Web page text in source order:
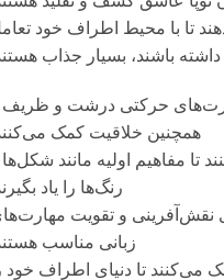
تا با محیط اطراف خود
داشته باشند، بسیار جذاب
حرکتی درشت و ظریف
همچنین خلاقیت کمک
تا مفاهیم اولیه مانند
رنگ‌ها را یاد
نقش‌آفرینی و تقویت
زبانی مناسب
می‌کنند تا دنیای اطراف خود